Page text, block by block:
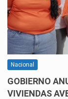
Nacional
GOBIERNO
VIVIENDAS